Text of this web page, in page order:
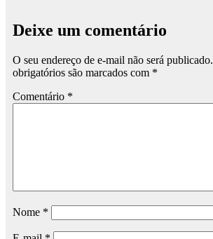
Deixe um comentário
O seu endereço de e-mail não será publicado.
obrigatórios são marcados com *
Comentário *
Nome *